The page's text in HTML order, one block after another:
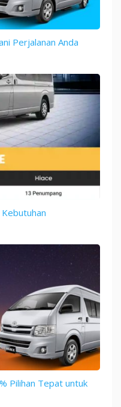
Perjalanan Anda
Pilihan Tepat untuk